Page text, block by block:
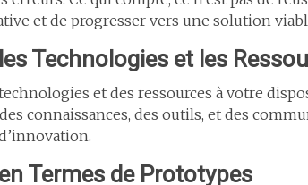
et de progresser vers une solution
Technologies et les
et des ressources à votre
connaissances, des outils, et des
Termes de Prototypes